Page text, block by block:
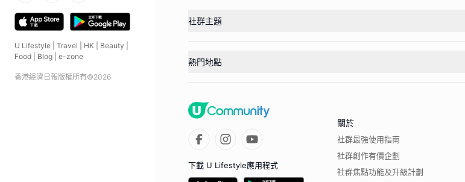
U Lifestyle Travel HK Beauty
Food
Blog e-zone
香港經濟日報版權所有©2026
社群主題
熱門地點
下載 U Lifestyle應用程式
關於
社群最強使用指南
社群創作有價企劃
社群焦點功能及升級計劃